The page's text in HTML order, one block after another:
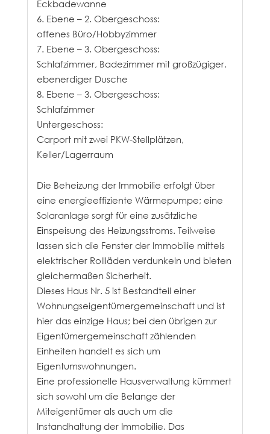
Eckbadewanne
6. Ebene – 2. Obergeschoss:
offenes Büro/Hobbyzimmer
7. Ebene – 3. Obergeschoss:
Schlafzimmer, Badezimmer mit großzügiger,
ebenerdiger Dusche
8. Ebene – 3. Obergeschoss:
Schlafzimmer
Untergeschoss:
Carport mit zwei PKW-Stellplätzen,
Keller/Lagerraum
Die Beheizung der Immobilie erfolgt über
eine energieeffiziente Wärmepumpe; eine
Solaranlage sorgt für eine zusätzliche
Einspeisung des Heizungsstroms. Teilweise
lassen sich die Fenster der Immobilie mittels
elektrischer Rollläden verdunkeln und bieten
gleichermaßen Sicherheit.
Dieses Haus Nr. 5 ist Bestandteil einer
Wohnungseigentümergemeinschaft und ist
hier das einzige Haus; bei den übrigen zur
Eigentümergemeinschaft zählenden
Einheiten handelt es sich um
Eigentumswohnungen.
Eine professionelle Hausverwaltung kümmert
sich sowohl um die Belange der
Miteigentümer als auch um die
Instandhaltung der Immobilie. Das